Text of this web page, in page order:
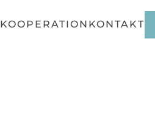
KOOPERATION KONTAKT